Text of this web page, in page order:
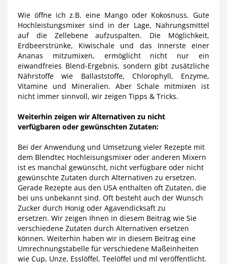
Wie öffne ich z.B. eine Mango oder Kokosnuss. Gute
Hochleistungsmixer sind in der Lage, Nahrungsmittel
auf die Zellebene aufzuspalten. Die Möglichkeit,
Erdbeerstrünke, Kiwischale und das Innerste einer
Ananas mitzumixen, ermöglicht nicht nur ein
eiwandfreies Blend-Ergebnis, sondern gibt zusätzliche
Nährstoffe wie Ballaststoffe, Chlorophyll, Enzyme,
Vitamine und Mineralien. Aber Schale mitmixen ist
nicht immer sinnvoll, wir zeigen Tipps & Tricks.
Weiterhin zeigen wir Alternativen zu nicht
verfügbaren oder gewünschten Zutaten:
Bei der Anwendung und Umsetzung vieler Rezepte mit
dem Blendtec Hochleisungsmixer oder anderen Mixern
ist es manchal gewünscht, nicht verfügbare oder nicht
gewünschte Zutaten durch Alternativen zu ersetzen.
Gerade Rezepte aus den USA enthalten oft Zutaten, die
bei uns unbekannt sind. Oft besteht auch der Wunsch
Zucker durch Honig oder Agavendicksaft zu
ersetzen. Wir zeigen Ihnen in diesem Beitrag wie Sie
verschiedene Zutaten durch Alternativen ersetzen
können. Weiterhin haben wir in diesem Beitrag eine
Umrechnungstabelle für verschiedene Maßeinheiten
wie Cup, Unze, Esslöffel, Teelöffel und ml veröffentlicht.